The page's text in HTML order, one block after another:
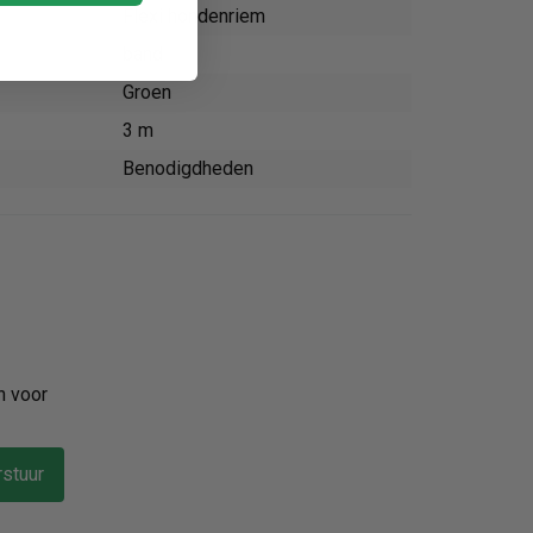
Flexi hondenriem
Groen
3 m
Benodigdheden
voor